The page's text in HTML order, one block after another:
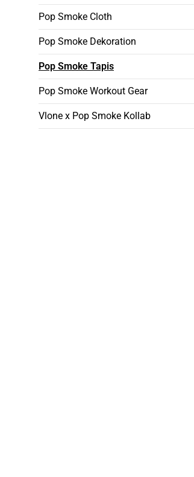
Pop Smoke Cloth
Pop Smoke Dekoration
Pop Smoke Tapis
Pop Smoke Workout Gear
Vlone x Pop Smoke Kollab